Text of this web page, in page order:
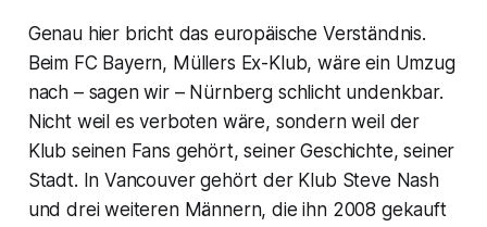
Genau hier bricht das europäische Verständnis.
Beim FC Bayern, Müllers Ex-Klub, wäre ein Umzug
nach – sagen wir – Nürnberg schlicht undenkbar.
Nicht weil es verboten wäre, sondern weil der
Klub seinen Fans gehört, seiner Geschichte, seiner
Stadt. In Vancouver gehört der Klub Steve Nash
und drei weiteren Männern, die ihn 2008 gekauft